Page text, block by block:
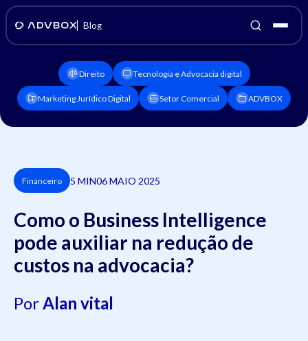
Blog
Direito Tecnologia e Advocacia digital
Marketing Jurídico Digital Setor Comercial ADVBOX
Financeiro 5 MIN06 MAIO 2025
Como o Business Intelligence
pode auxiliar na redução de
custos na advocacia?
PorAlan vital